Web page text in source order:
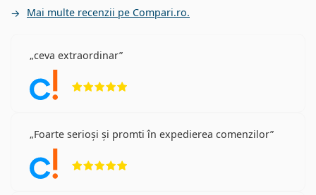
Mai multe recenzii pe Compari.ro.
ceva extraordinar
Foarte serioși și promti în expedierea comenzilor